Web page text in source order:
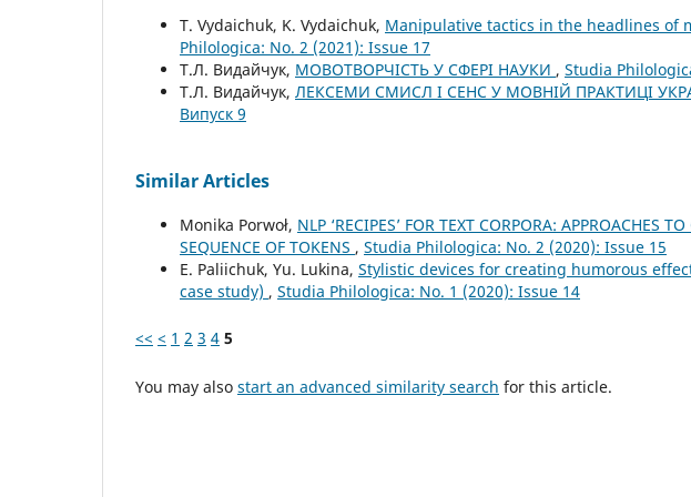
T. Vydaichuk, K. Vydaichuk, Manipulative tactics in the headlines of
Philologica: No. 2 (2021): Issue 17
Т.Л. Видайчук, МОВОТВОРЧІСТЬ У СФЕРІ НАУКИ , Studia
Т.Л. Видайчук, ЛЕКСЕМИ СМИСЛ І СЕНС У МОВНІЙ ПРАКТИЦІ
Випуск 9
Similar Articles
Monika Porwoł, NLP ‘RECIPES’ FOR TEXT CORPORA: APPROACHES
SEQUENCE OF TOKENS , Studia Philologica: No. 2 (2020): Issue 15
E. Paliichuk, Yu. Lukina, Stylistic devices for creating humorous
case study) , Studia Philologica: No. 1 (2020): Issue 14
<< < 1 2 3 4 5
You may also start an advanced similarity search for this article.